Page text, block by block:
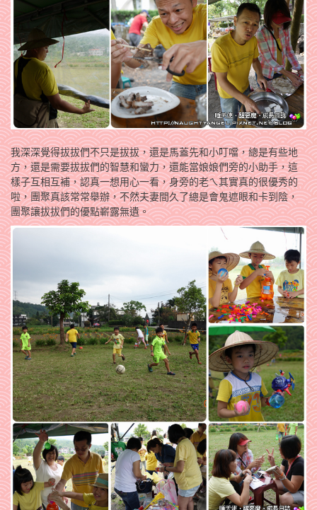
我深深覺得拔拔們不只是拔拔，還是馬蓋先和小叮噹，總是有些地
方，還是需要拔拔們的智慧和蠻力，還能當娘娘們旁的小助手，這
樣子互相互補，認真一想用心一看，身旁的老ㄟ其實真的很優秀的
啦，團聚真該常常舉辦，不然夫妻間久了總是會鬼遮眼和卡到陰，
團聚讓拔拔們的優點嶄露無遺。